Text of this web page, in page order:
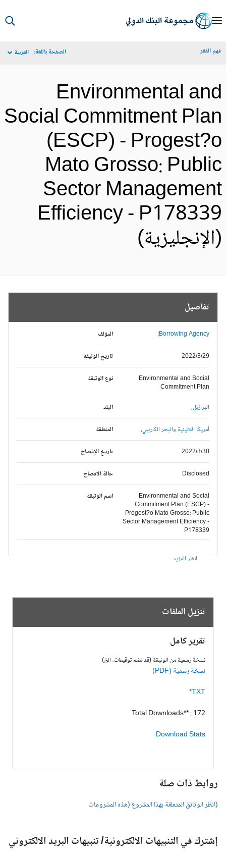
الفقر الصفحة باللغة: العربية
Environmental
Social Commitment
(ESCP) -
Mato Grosso:
Sector
Efficiency -
تفاصيل
المؤلف Borrowing Agency;
تاريخ الوثيقة 2022/3/29
نوع الوثيقة
Environmental and Social
Commitment Plan
البلد
البرازيل,
المنطقة أمريكا اللاتينية والبحر الكاريبي,
تاريخ الإفصاح 2022/3/30
حالة الافصاح Disclosed
اسم الوثيقة
Environmental and Social
Commitment Plan (ESCP) -
Progest?o Mato Grosso: Public
Sector Management Efficiency -
P178339
انظر المزيد
تنزيل الملفات
تقرير كامل
نسخة رسمية من الوثيقة (قد تضم توقيعات، الخ)
نسخة رسمية (PDF)
TXT*
Total Downloads** : 172
Download Stats
روابط ذات صلة
(انظر الوثائق المتعلقة بهذا المشروع (هذه المشروعات
إشترك في التنبيهات الالكترونية/ تنبيهات البريد الالكتروني